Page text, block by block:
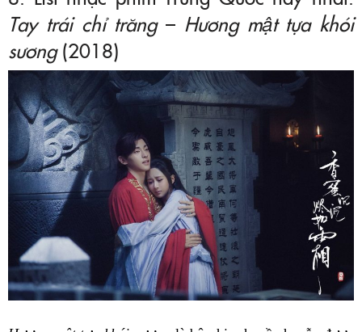
Tay trái chỉ trăng– Hương mật tựa khói
sương(2018)